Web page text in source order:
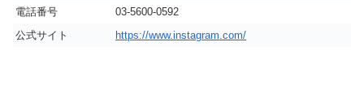
電話番号
03-5600-0592
公式サイト
https://www.instagram.com/